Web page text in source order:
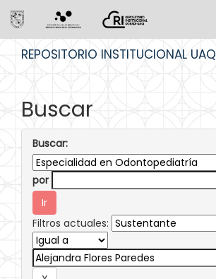
REPOSITORIO INSTITUCIONAL UAQ
Buscar
Buscar:
por
Filtros actuales: